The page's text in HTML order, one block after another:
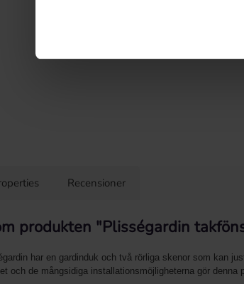
Recensioner
produkten "Plisségardin
har en gardinduk och två rörliga skenor som kan
och de mångsidiga installationsmöjligheterna gör